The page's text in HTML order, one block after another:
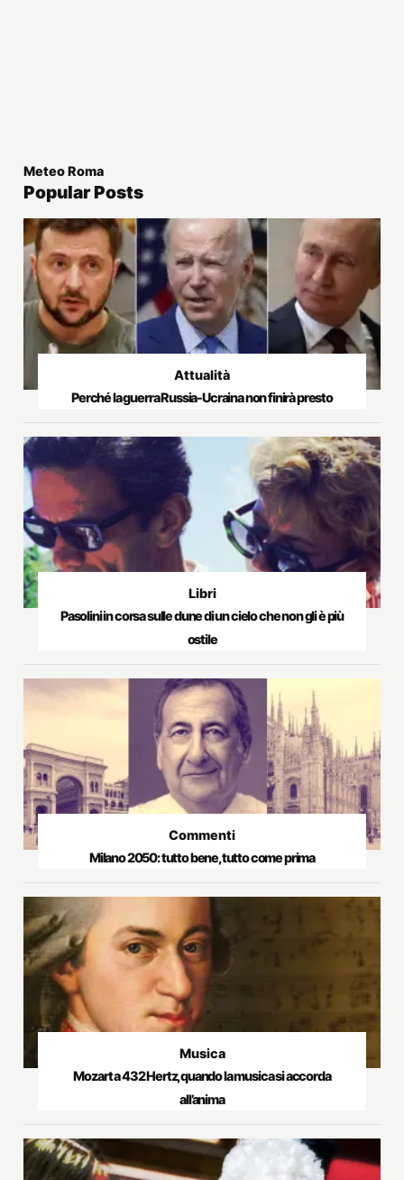
Meteo Roma
Popular Posts
Attualità
Perché la guerra Russia-Ucraina non finirà presto
Libri
Pasolini in corsa sulle dune di un cielo che non gli è più
ostile
Commenti
Milano 2050: tutto bene, tutto come prima
Musica
Mozart a 432 Hertz, quando la musica si accorda
all’anima